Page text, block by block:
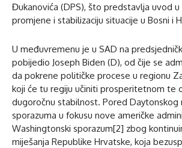
Đukanovića (DPS), što predstavlja uvod
promjene i stabilizaciju situacije u Bosni i
U međuvremenu je u SAD na
pobijedio Joseph Biden (D), od čije se
da pokrene političke procese u regionu
koji će tu regiju učiniti prosperitetnom te
dugoročnu stabilnost. Pored Daytonskog
sporazuma u fokusu nove američke
Washingtonski sporazum[2] zbog
miješanja Republike Hrvatske, koja